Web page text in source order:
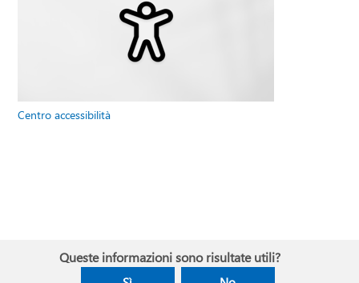
Centro accessibilità
Queste informazioni sono risultate utili?